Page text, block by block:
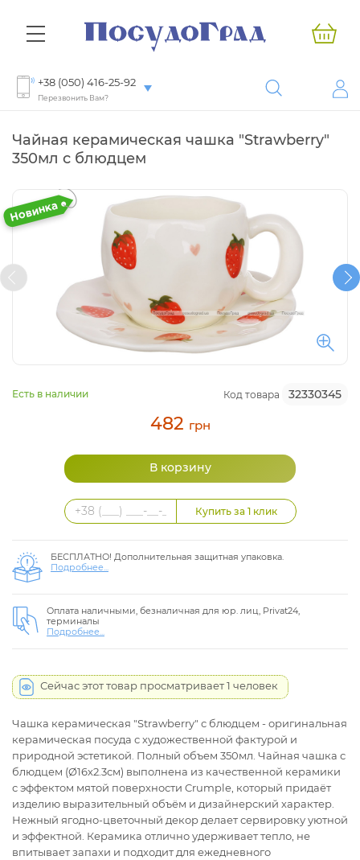
+38 (050) 416-25-92
Перезвонить Вам?
Чайная керамическая чашка "Strawberry"
350мл с блюдцем
Есть в наличии Код товара 32330345
482 грн
БЕСПЛАТНО! Дополнительная защитная упаковка.
Подробнее...
Оплата наличными, безналичная для юр. лиц, Privat24,
терминалы
Подробнее...
Сейчас этот товар просматривает 1 человек
Чашка керамическая "Strawberry" с блюдцем - оригинальная
керамическая посуда с художественной фактурой и
природной эстетикой. Полный объем 350мл. Чайная чашка с
блюдцем (Ø16х2.3см) выполнена из качественной керамики
с эффектом мятой поверхности Crumple, который придаёт
изделию выразительный объём и дизайнерский характер.
Нежный ягодно-цветочный декор делает сервировку уютной
и эффектной. Керамика отлично удерживает тепло, не
впитывает запахи и подходит для ежедневного